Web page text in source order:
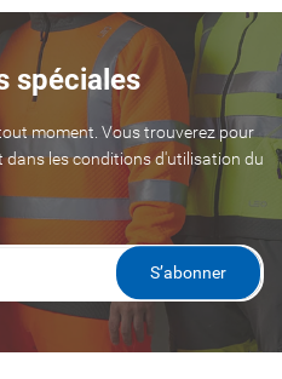
spéciales
moment. Vous trouverez pour
les conditions d'utilisation du
S’abonner